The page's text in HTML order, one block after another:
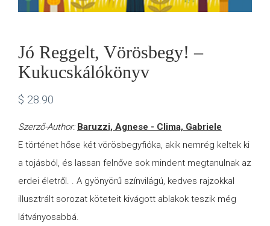
Jó Reggelt, Vörösbegy! –
Kukucskálókönyv
$ 28.90
Szerző-Author: Baruzzi, Agnese - Clima, Gabriele
E történet hőse két vörösbegyfióka, akik nemrég keltek ki
a tojásból, és lassan felnőve sok mindent megtanulnak az
erdei életről. . A gyönyörű színvilágú, kedves rajzokkal
illusztrált sorozat köteteit kivágott ablakok teszik még
látványosabbá.